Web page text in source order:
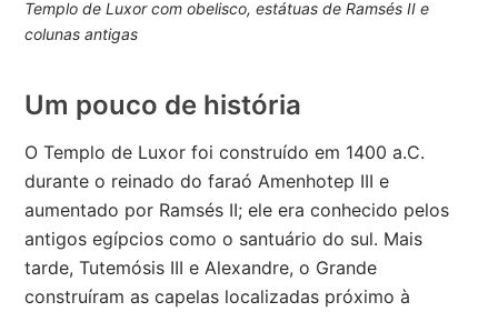
Templo de Luxor com obelisco, estátuas de Ramsés II e
colunas antigas
Um pouco de história
O Templo de Luxor foi construído em 1400 a.C.
durante o reinado do faraó Amenhotep III e
aumentado por Ramsés II; ele era conhecido pelos
antigos egípcios como o santuário do sul. Mais
tarde, Tutemósis III e Alexandre, o Grande
construíram as capelas localizadas próximo à